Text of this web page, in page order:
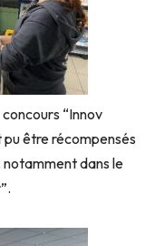
“Innov
pu être récompensés
dans le